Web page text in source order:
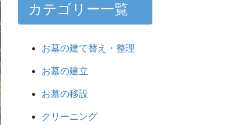
カテゴリー一覧
お墓の建て替え・整理
お墓の建立
お墓の移設
クリーニング